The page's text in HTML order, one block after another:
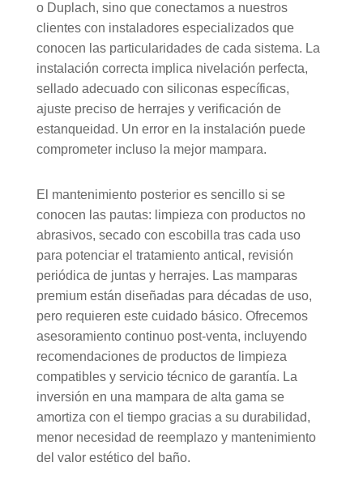
o Duplach, sino que conectamos a nuestros
clientes con instaladores especializados que
conocen las particularidades de cada sistema. La
instalación correcta implica nivelación perfecta,
sellado adecuado con siliconas específicas,
ajuste preciso de herrajes y verificación de
estanqueidad. Un error en la instalación puede
comprometer incluso la mejor mampara.
El mantenimiento posterior es sencillo si se
conocen las pautas: limpieza con productos no
abrasivos, secado con escobilla tras cada uso
para potenciar el tratamiento antical, revisión
periódica de juntas y herrajes. Las mamparas
premium están diseñadas para décadas de uso,
pero requieren este cuidado básico. Ofrecemos
asesoramiento continuo post-venta, incluyendo
recomendaciones de productos de limpieza
compatibles y servicio técnico de garantía. La
inversión en una mampara de alta gama se
amortiza con el tiempo gracias a su durabilidad,
menor necesidad de reemplazo y mantenimiento
del valor estético del baño.